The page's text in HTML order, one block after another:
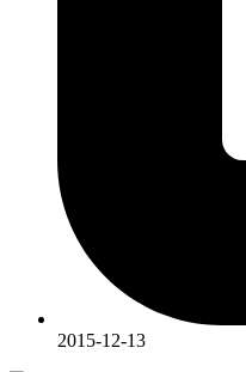
2015-12-13